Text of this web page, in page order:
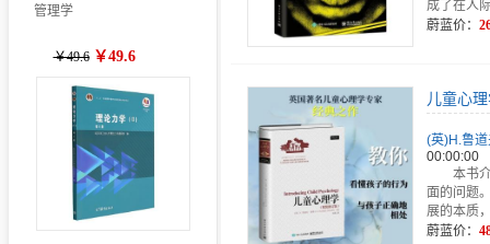
管理学
￥49.6 ￥49.6
成了在人
蔚蓝价：
儿童心
(英)H.鲁
00:00:00
本书
面的问题
展的本质
蔚蓝价：